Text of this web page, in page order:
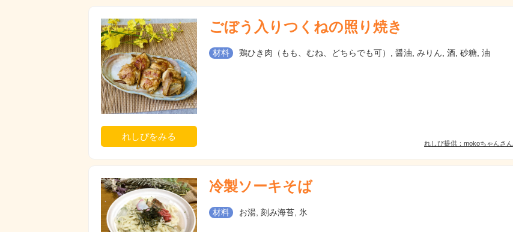
れしぴをみる
ごぼう入りつくねの照り焼き
材料 鶏ひき肉（もも、むね、どちらでも可）, 醤油, みりん, 酒, 砂糖, 油
れしぴ提供：mokoちゃんさん
冷製ソーキそば
材料 お湯, 刻み海苔, 氷